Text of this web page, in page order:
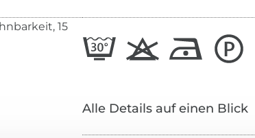
15
Alle Details auf einen Blick